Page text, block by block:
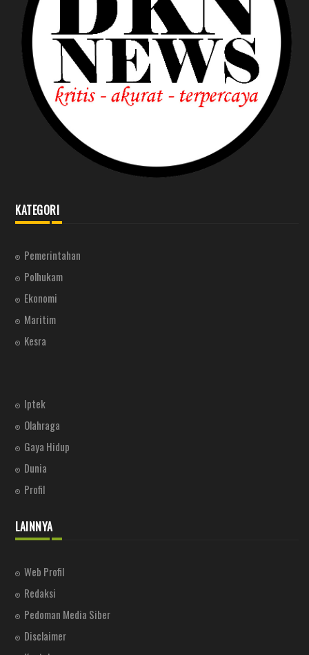
KATEGORI
Pemerintahan
Polhukam
Ekonomi
Maritim
Kesra
Iptek
Olahraga
Gaya Hidup
Dunia
Profil
LAINNYA
Web Profil
Redaksi
Pedoman Media Siber
Disclaimer